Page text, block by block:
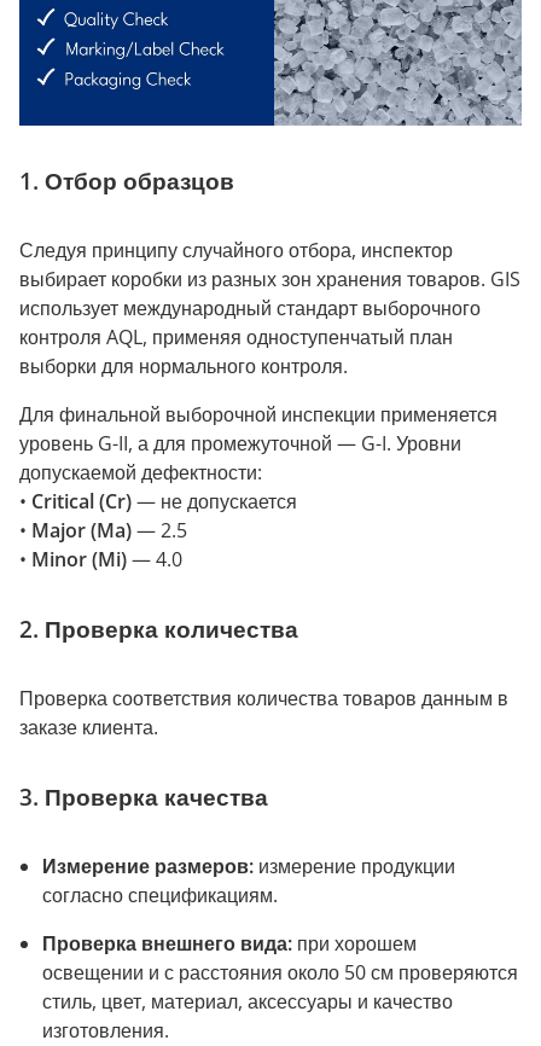
1. Отбор образцов
Следуя принципу случайного отбора, инспектор
выбирает коробки из разных зон хранения товаров. GIS
использует международный стандарт выборочного
контроля AQL, применяя одноступенчатый план
выборки для нормального контроля.
Для финальной выборочной инспекции применяется
уровень G-II, а для промежуточной — G-I. Уровни
допускаемой дефектности:
• Critical (Cr)— не допускается
• Major (Ma)— 2.5
• Minor (Mi)— 4.0
2. Проверка количества
Проверка соответствия количества товаров данным в
заказе клиента.
3. Проверка качества
Измерение размеров: измерение продукции
согласно спецификациям.
Проверка внешнего вида: при хорошем
освещении и с расстояния около 50 см проверяются
стиль, цвет, материал, аксессуары и качество
изготовления.